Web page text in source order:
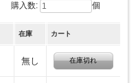
購入数: 個
在庫 カート
無し 在庫切れ